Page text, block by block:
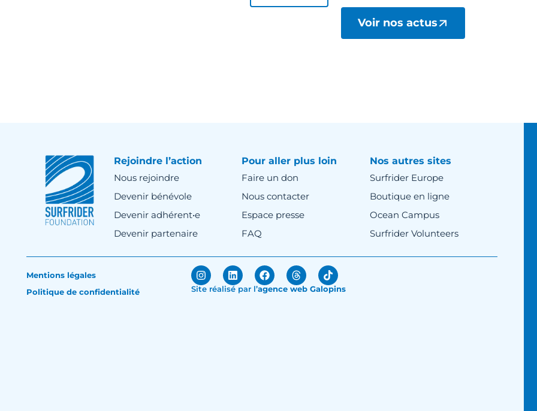
Voir nos actus
Rejoindre l’action
Nous rejoindre
Devenir bénévole
Devenir adhérent•e
Devenir partenaire
Pour aller plus loin
Faire un don
Nous contacter
Espace presse
FAQ
Nos autres sites
Surfrider Europe
Boutique en ligne
Ocean Campus
Surfrider Volunteers
Mentions légales
Politique de confidentialité
Site réalisé par l’agence web Galopins